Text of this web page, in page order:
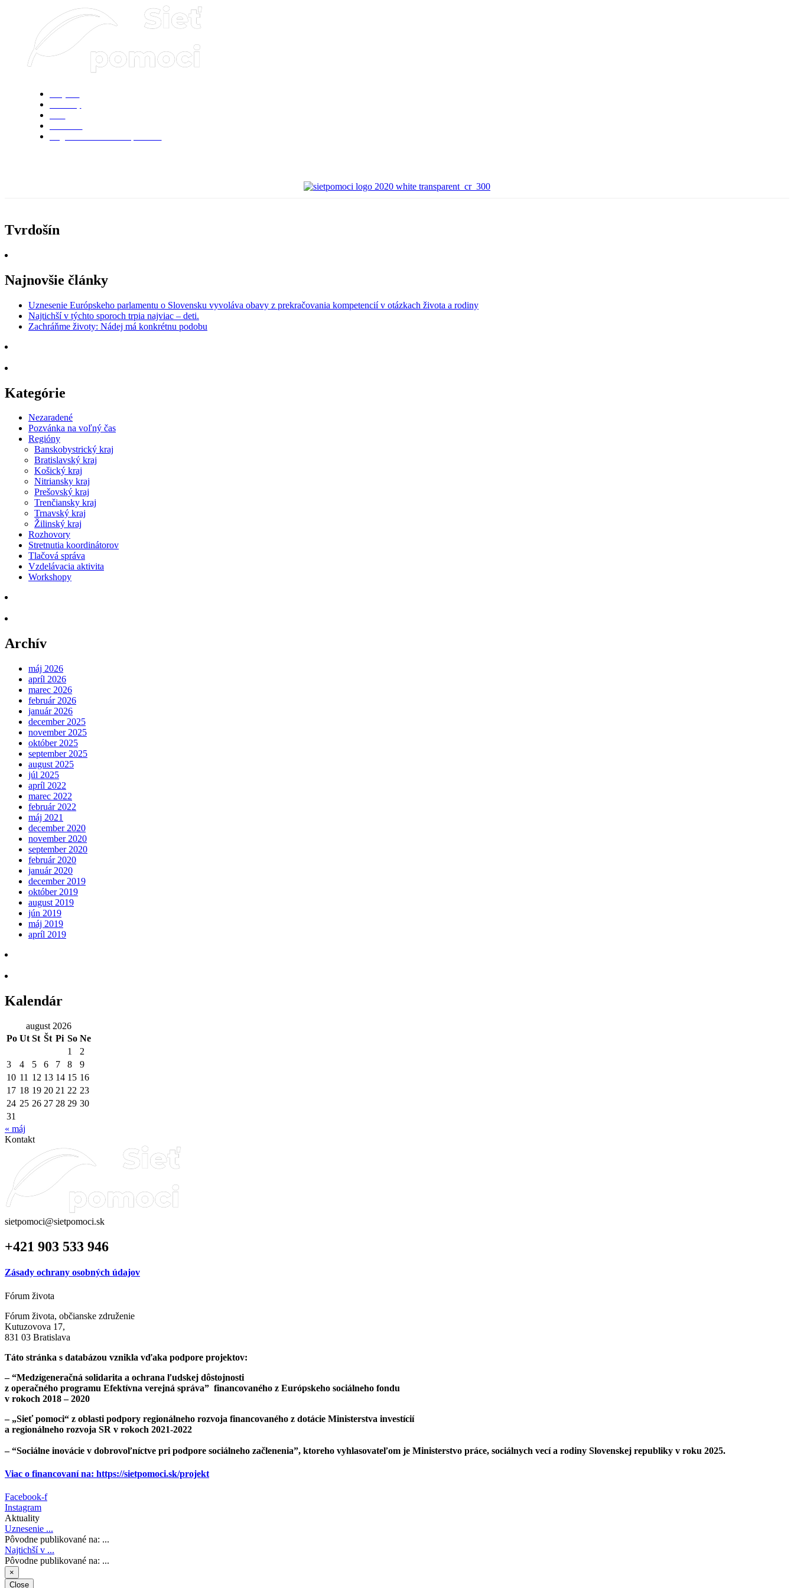
Tvrdošín
Najnovšie články
Uznesenie Európskeho parlamentu o Slovensku vyvoláva obavy z prekračovania kompetencií v otázkach života a rodiny
Najtichší v týchto sporoch trpia najviac – deti.
Zachráňme životy: Nádej má konkrétnu podobu
Kategórie
Nezaradené
Pozvánka na voľný čas
Regióny
Banskobystrický kraj
Bratislavský kraj
Košický kraj
Nitriansky kraj
Prešovský kraj
Trenčiansky kraj
Trnavský kraj
Žilinský kraj
Rozhovory
Stretnutia koordinátorov
Tlačová správa
Vzdelávacia aktivita
Workshopy
Archív
máj 2026
apríl 2026
marec 2026
február 2026
január 2026
december 2025
november 2025
október 2025
september 2025
august 2025
júl 2025
apríl 2022
marec 2022
február 2022
máj 2021
december 2020
november 2020
september 2020
február 2020
január 2020
december 2019
október 2019
august 2019
jún 2019
máj 2019
apríl 2019
Kalendár
august 2026
Po Ut St Št Pi So Ne
1
2
3
4 5 6 7 8
9
10 11 12 13 14 15 16
17 18 19 20 21 22 23
24 25 26 27 28 29 30
31
« máj
Kontakt
sietpomoci@sietpomoci.sk
+421 903 533 946
Zásady ochrany osobných údajov
Fórum života
Fórum života, občianske združenie
Kutuzovova 17,
831 03 Bratislava
Táto stránka s databázou vznikla vďaka podpore projektov:
– “Medzigeneračná solidarita a ochrana ľudskej dôstojnosti
z operačného programu Efektívna verejná správa” financovaného z Európskeho sociálneho fondu
v rokoch 2018 – 2020
– „Sieť pomoci“ z oblasti podpory regionálneho rozvoja financovaného z dotácie Ministerstva investícií
a regionálneho rozvoja SR v rokoch 2021-2022
– “Sociálne inovácie v dobrovoľníctve pri podpore sociálneho začlenenia”, ktoreho vyhlasovateľom je Ministerstvo práce, sociálnych vecí a rodiny Slovenskej republiky v roku 2025.
Viac o financovaní na: https://sietpomoci.sk/projekt
Facebook-f
Instagram
Aktuality
Uznesenie ...
Pôvodne publikované na: ...
Najtichší v ...
Pôvodne publikované na: ...
×
Close